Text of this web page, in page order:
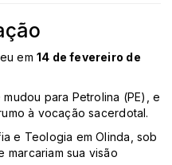
em 14 de fevereiro de
para Petrolina (PE), e
à vocação sacerdotal.
e Teologia em Olinda, sob
marcariam sua visão